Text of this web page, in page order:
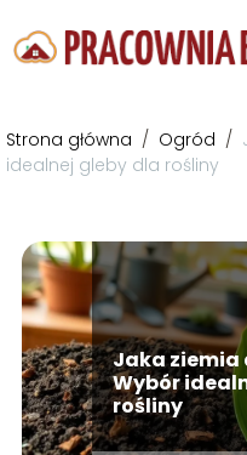
Strona główna / Ogród /
idealnej gleby dla rośliny
Jaka ziemia
Wybór
rośliny